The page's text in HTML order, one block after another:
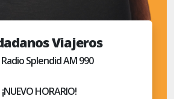
Viajeros
Splendid AM 990
¡NUEVO HORARIO!